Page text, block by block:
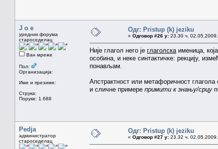
J o e
уредник форума
староседелац
Ван мреже
Пол:
Организација:
Име и презиме:
Струка:
Поруке: 1.688
Одг: Pristup (k) jeziku
« Одговор #26 у: 23.30 ч.
Није глагол него је глаголска именица,
особина, и неке синтактичке: рекцију,
понављам.
Апстрактност или метафоричност
и сличне примере примити к знању/срцу
Pedja
администратор
староседелац
Одг: Pristup (k) jeziku
« Одговор #27 у: 23.32 ч.